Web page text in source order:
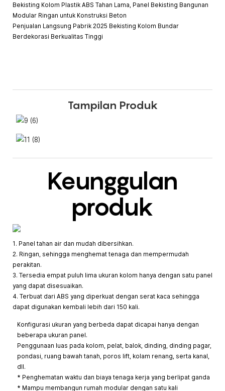
Bekisting Kolom Plastik ABS Tahan Lama, Panel Bekisting Bangunan
Modular Ringan untuk Konstruksi Beton
Penjualan Langsung Pabrik 2025 Bekisting Kolom Bundar
Berdekorasi Berkualitas Tinggi
Tampilan Produk
Keunggulan
produk
1. Panel tahan air dan mudah dibersihkan.
2. Ringan, sehingga menghemat tenaga dan mempermudah
perakitan.
3. Tersedia empat puluh lima ukuran kolom hanya dengan satu panel
yang dapat disesuaikan.
4. Terbuat dari ABS yang diperkuat dengan serat kaca sehingga
dapat digunakan kembali lebih dari 150 kali.
Konfigurasi ukuran yang berbeda dapat dicapai hanya dengan
beberapa ukuran panel.
Penggunaan luas pada kolom, pelat, balok, dinding, dinding pagar,
pondasi, ruang bawah tanah, poros lift, kolam renang, serta kanal,
dll.
* Penghematan waktu dan biaya tenaga kerja yang berlipat ganda
* Mampu membangun rumah modular dengan satu kali